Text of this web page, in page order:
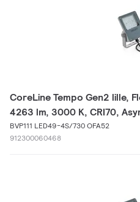
CoreLine Tempo Gen2 lille,
4263 lm, 3000 K, CRI70,
BVP111 LED49-4S/730 OFA52
912300060468